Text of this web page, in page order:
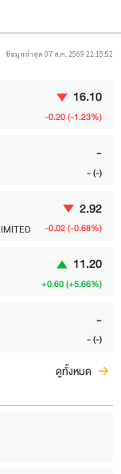
ข้อมูลล่าสุด 07 ส.ค. 2569 22:15:52
16.10
-0.20 (-1.23%)
-
- (-)
2.92
-0.02 (-0.68%)
11.20
+0.60 (+5.66%)
-
- (-)
ดูทั้งหมด